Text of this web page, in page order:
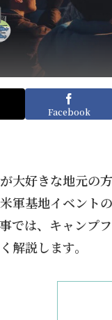
Facebook
大好きな地元の
軍基地イベント
では、キャンプ
解説します。